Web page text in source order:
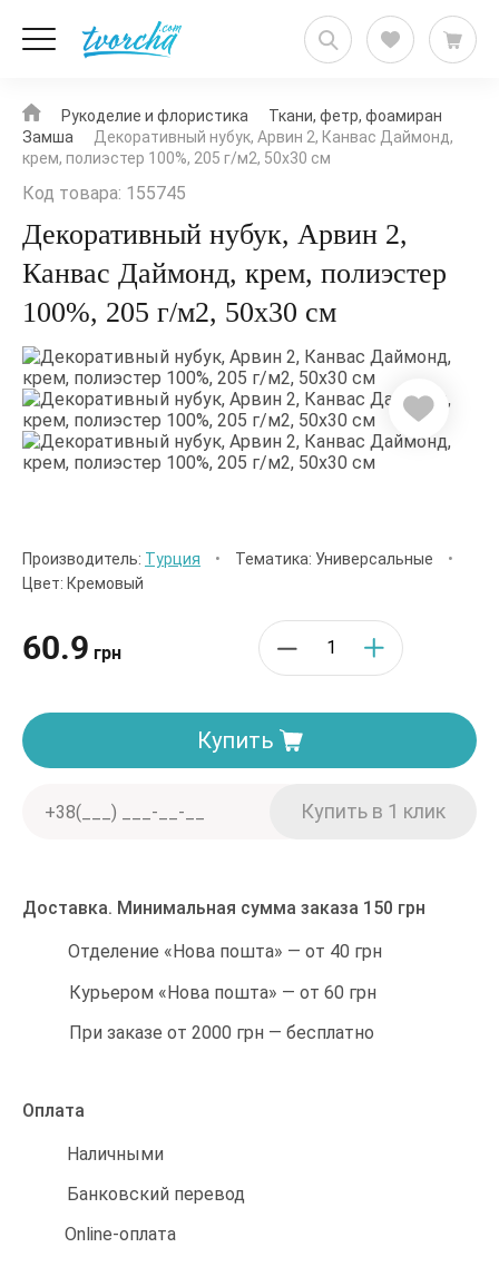
Рукоделие и флористика
Ткани, фетр, фоамиран
Замша
Декоративный нубук, Арвин 2, Канвас Даймонд,
крем, полиэстер 100%, 205 г/м2, 50х30 см
Код товара: 155745
Декоративный нубук, Арвин 2,
Канвас Даймонд, крем, полиэстер
100%, 205 г/м2, 50х30 см
Производитель: Турция • Тематика: Универсальные
•
Цвет: Кремовый
60.9 грн
Купить
Доставка. Минимальная сумма заказа 150 грн
Отделение «Нова пошта» — от 40 грн
Курьером «Нова пошта» — от 60 грн
При заказе от 2000 грн — бесплатно
Оплата
Наличными
Банковский перевод
Online-оплата